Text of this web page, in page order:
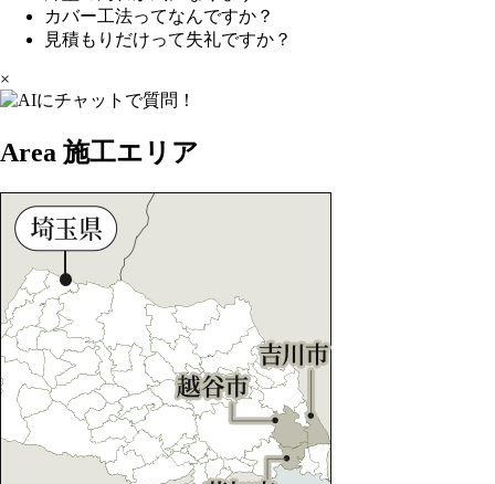
カバー工法ってなんですか？
見積もりだけって失礼ですか？
×
Area 施工エリア